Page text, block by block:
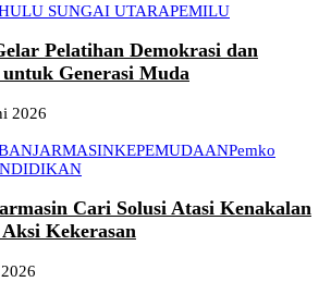
SUNGAI UTARAPEMILU
Pelatihan Demokrasi dan
Generasi Muda
2026
KEPEMUDAANPemko
Cari Solusi Atasi Kenakalan
Kekerasan